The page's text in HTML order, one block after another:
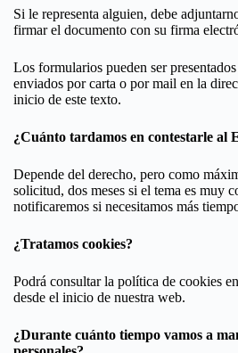
Si le representa alguien, debe
firmar el documento con su firma
Los formularios pueden ser
enviados por carta o por mail en la
inicio de este texto.
¿Cuánto tardamos en contestarle al
Depende del derecho, pero como
solicitud, dos meses si el tema es muy
notificaremos si necesitamos más
¿Tratamos cookies?
Podrá consultar la política de cookies
desde el inicio de nuestra web.
¿Durante cuánto tiempo vamos a